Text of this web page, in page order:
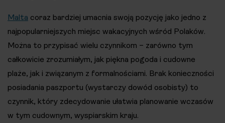
Malta coraz bardziej umacnia swoją pozycję jako jedno z
najpopularniejszych miejsc wakacyjnych wśród Polaków.
Można to przypisać wielu czynnikom – zarówno tym
całkowicie zrozumiałym, jak piękna pogoda i cudowne
plaże, jak i związanym z formalnościami. Brak konieczności
posiadania paszportu (wystarczy dowód osobisty) to
czynnik, który zdecydowanie ułatwia planowanie wczasów
w tym cudownym, wyspiarskim kraju.